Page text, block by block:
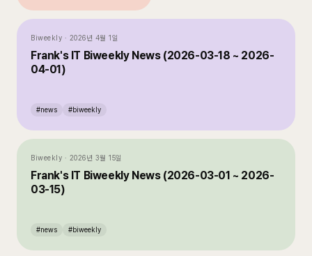
Biweekly · 2026년 4월 1일
Frank's IT Biweekly News (2026-03-18 ~ 2026-
04-01)
#news #biweekly
Biweekly · 2026년 3월 15일
Frank's IT Biweekly News (2026-03-01 ~ 2026-
03-15)
#news #biweekly